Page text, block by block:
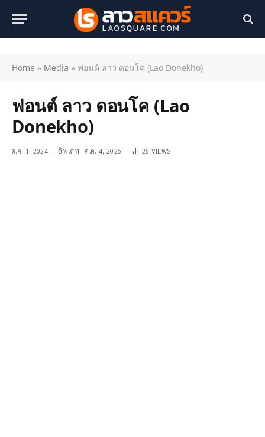
Home » Media » ฟอนต์ ลาว ดอนโค (Lao Donekho)
ฟอนต์ ลาว ดอนโค (Lao
Donekho)
ต.ค. 1, 2024 อัพเดท: ต.ค. 4, 2025 26 VIEWS